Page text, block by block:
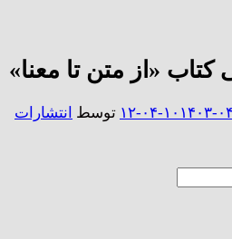
«از متن تا معنا»
۱۴۰۳-۰۴-۱۲ توسط انتشارات